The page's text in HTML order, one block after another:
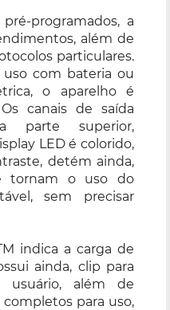
programados, a
além de
particulares.
com bateria ou
o aparelho é
canais de saída
parte superior,
LED é colorido,
detém ainda,
tornam o uso do
sem precisar
indica a carga de
ainda, clip para
além de
para uso,